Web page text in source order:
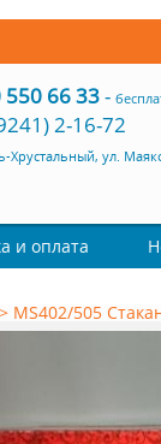
550 66 33-
2-16-72
Хрустальный, ул.
и оплата
> MS402/505